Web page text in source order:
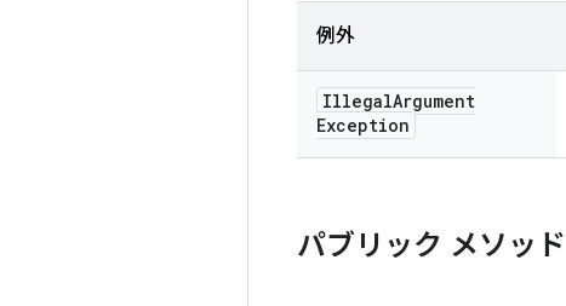
例外
IllegalArgument
Exception
パブリック メソッド